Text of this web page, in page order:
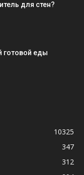
для стен?
готовой еды
10325
347
312